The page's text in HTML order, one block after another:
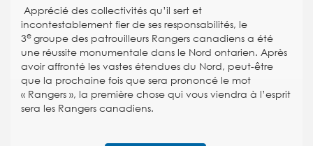
Apprécié des collectivités qu’il sert et
incontestablement fier de ses responsabilités, le
3egroupe des patrouilleurs Rangers canadiens a été
une réussite monumentale dans le Nord ontarien. Après
avoir affronté les vastes étendues du Nord, peut-être
que la prochaine fois que sera prononcé le mot
« Rangers », la première chose qui vous viendra à l’esprit
sera les Rangers canadiens.